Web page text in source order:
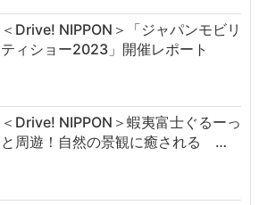
＜Drive! NIPPON＞「ジャパンモビリ
ティショー2023」開催レポート
＜Drive! NIPPON＞蝦夷富士ぐるーっ
と周遊！自然の景観に癒される …